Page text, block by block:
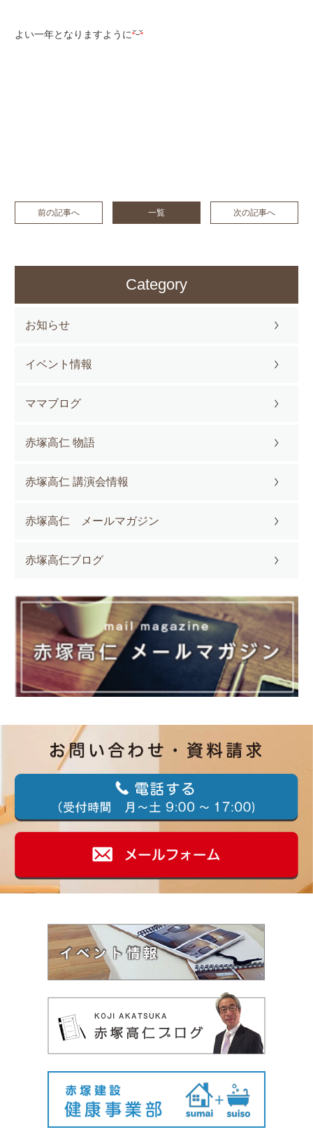
よい一年となりますように
前の記事へ 一覧 次の記事へ
Category
お知らせ
イベント情報
ママブログ
赤塚高仁 物語
赤塚高仁 講演会情報
赤塚高仁 メールマガジン
赤塚高仁ブログ